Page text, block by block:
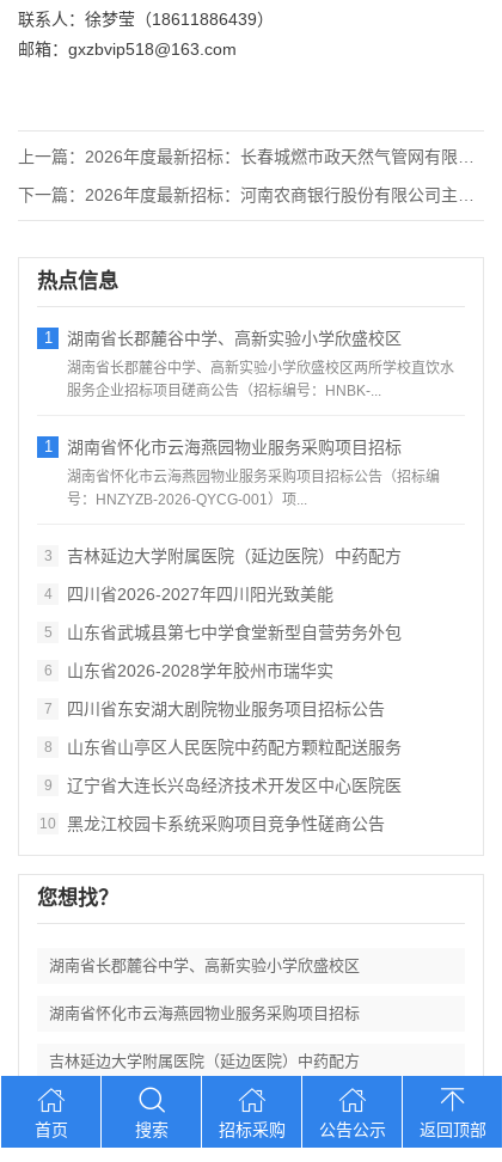
联系人：徐梦莹（18611886439）
邮箱：gxzbvip518@163.com
上一篇： 2026年度最新招标：长春城燃市政天然气管网有限公司调压器外
下一篇： 2026年度最新招标：河南农商银行股份有限公司主机房管理类系
热点信息
1 湖南省长郡麓谷中学、高新实验小学欣盛校区
湖南省长郡麓谷中学、高新实验小学欣盛校区两所学校直饮水
服务企业招标项目磋商公告（招标编号：HNBK‑...
1 湖南省怀化市云海燕园物业服务采购项目招标
湖南省怀化市云海燕园物业服务采购项目招标公告（招标编
号：HNZYZB‑2026‑QYCG‑001）项...
3 吉林延边大学附属医院（延边医院）中药配方
4 四川省2026‑2027年四川阳光致美能
5 山东省武城县第七中学食堂新型自营劳务外包
6 山东省2026‑2028学年胶州市瑞华实
7 四川省东安湖大剧院物业服务项目招标公告
8 山东省山亭区人民医院中药配方颗粒配送服务
9 辽宁省大连长兴岛经济技术开发区中心医院医
10 黑龙江校园卡系统采购项目竞争性磋商公告
您想找？
湖南省长郡麓谷中学、高新实验小学欣盛校区
湖南省怀化市云海燕园物业服务采购项目招标
吉林延边大学附属医院（延边医院）中药配方
四川省2026‑2027年四川阳光致美能
首页 搜索 招标采购 公告公示 返回顶部